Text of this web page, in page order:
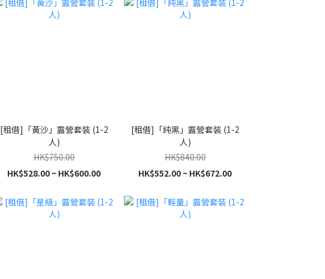
[租借]「黃沙」露營套裝 (1-2
人)
HK$750.00
HK$528.00 ~ HK$600.00
[租借]「純黑」露營套裝 (1-2
人)
HK$840.00
HK$552.00 ~ HK$672.00